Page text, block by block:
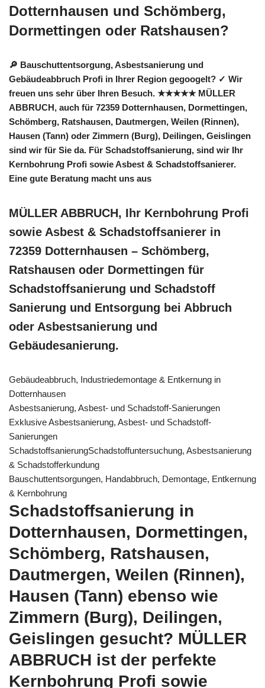
Dotternhausen und Schömberg,
Dormettingen oder Ratshausen?
🔎 Bauschuttentsorgung, Asbestsanierung und
Gebäudeabbruch Profi in Ihrer Region gegoogelt? ✓ Wir
freuen uns sehr über Ihren Besuch. ★★★★★ MÜLLER
ABBRUCH, auch für 72359 Dotternhausen, Dormettingen,
Schömberg, Ratshausen, Dautmergen, Weilen (Rinnen),
Hausen (Tann) oder Zimmern (Burg), Deilingen, Geislingen
sind wir für Sie da. Für Schadstoffsanierung, sind wir Ihr
Kernbohrung Profi sowie Asbest & Schadstoffsanierer.
Eine gute Beratung macht uns aus
MÜLLER ABBRUCH, Ihr Kernbohrung Profi
sowie Asbest & Schadstoffsanierer in
72359 Dotternhausen – Schömberg,
Ratshausen oder Dormettingen für
Schadstoffsanierung und Schadstoff
Sanierung und Entsorgung bei Abbruch
oder Asbestsanierung und
Gebäudesanierung.
Gebäudeabbruch, Industriedemontage & Entkernung in
Dotternhausen
Asbestsanierung, Asbest- und Schadstoff-Sanierungen
Exklusive Asbestsanierung, Asbest- und Schadstoff-
Sanierungen
SchadstoffsanierungSchadstoffuntersuchung, Asbestsanierung
& Schadstofferkundung
Bauschuttentsorgungen, Handabbruch, Demontage, Entkernung
& Kernbohrung
Schadstoffsanierung in
Dotternhausen, Dormettingen,
Schömberg, Ratshausen,
Dautmergen, Weilen (Rinnen),
Hausen (Tann) ebenso wie
Zimmern (Burg), Deilingen,
Geislingen gesucht? MÜLLER
ABBRUCH ist der perfekte
Kernbohrung Profi sowie